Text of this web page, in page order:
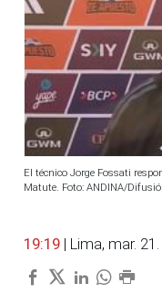
El técnico Jorge Fossati
Matute. Foto: ANDINA/
19:19 | Lima, mar. 21.